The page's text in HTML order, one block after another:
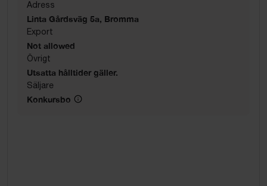
Adress
Linta Gårdsväg 5a, Bromma
Export
Not allowed
Övrigt
Utsatta hålltider gäller.
Säljare
Konkursbo